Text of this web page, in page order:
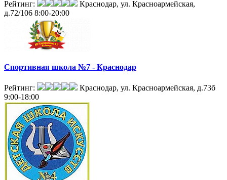
Рейтинг:
Краснодар, ул. Красноармейская,
д.72/106 8:00-20:00
Спортивная школа №7 - Краснодар
Рейтинг:
Краснодар, ул. Красноармейская, д.73б
9:00-18:00